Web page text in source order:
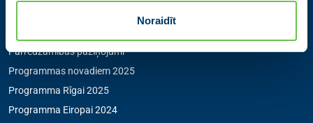
Noraidīt
Pārredzamības paziņojumi
Programmas novadiem 2025
Programma Rīgai 2025
Programma Eiropai 2024